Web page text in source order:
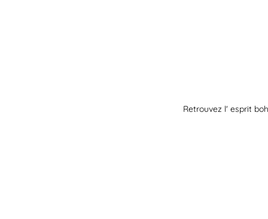
Retrouvez l' esprit